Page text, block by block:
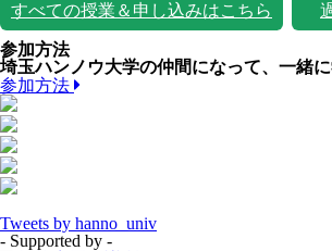
すべての授業＆申し込みはこちら
参加方法
埼玉ハンノウ大学の仲間になって、一緒
参加方法
Tweets by hanno_univ
- Supported by -